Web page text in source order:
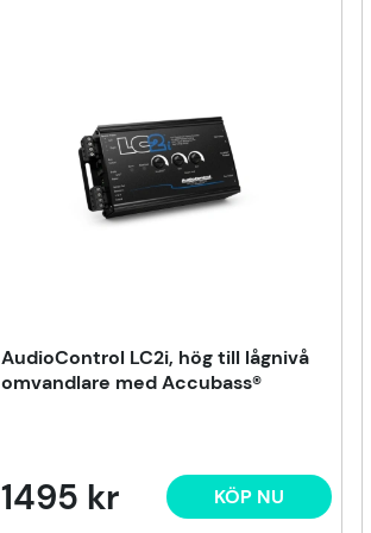
AudioControl LC2i, hög till lågnivå
omvandlare med Accubass®
1495 kr KÖP NU